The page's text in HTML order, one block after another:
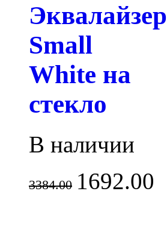
Эквалайзер
Small
White на
стекло
В наличии
3384.00 1692.00